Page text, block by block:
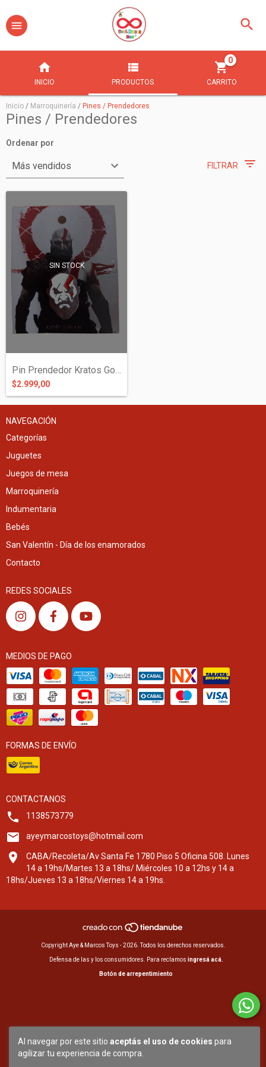
INICIO PRODUCTOS CARRITO
0
Al navegar por este sitio aceptás el uso de cookies para
agilizar tu experiencia de compra.
Inicio / Marroquinería / Pines / Prendedores
Pines / Prendedores
Ordenar por
FILTRAR
SIN STOCK
Pin Prendedor Kratos God of War
$2.999,00
NAVEGACIÓN
Categorías
Juguetes
Juegos de mesa
Marroquinería
Indumentaria
Bebés
San Valentín - Día de los enamorados
Contacto
REDES SOCIALES
MEDIOS DE PAGO
FORMAS DE ENVÍO
CONTACTANOS
1138573779
ayeymarcostoys@hotmail.com
CABA/Recoleta/Av Santa Fe 1780 Piso 5 Oficina 508. Lunes
14 a 19hs/Martes 13 a 18hs/ Miércoles 10 a 12hs y 14 a
18hs/Jueves 13 a 18hs/Viernes 14 a 19hs.
Copyright Aye & Marcos Toys - 2026. Todos los derechos reservados.
Defensa de las y los consumidores. Para reclamos ingresá acá.
Botón de arrepentimiento